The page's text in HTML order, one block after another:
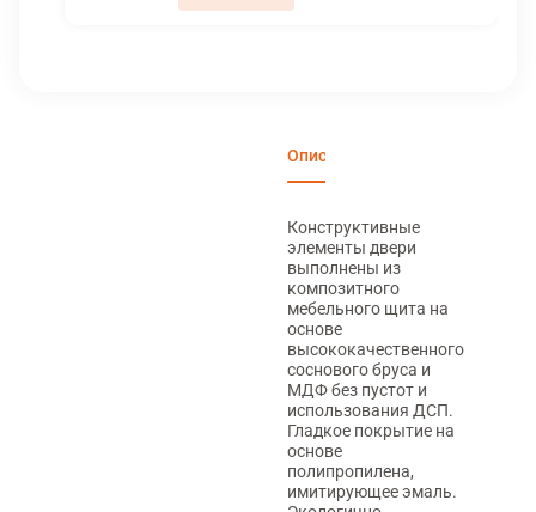
Описание
Конструктивные
элементы двери
выполнены из
композитного
мебельного щита на
основе
высококачественного
соснового бруса и
МДФ без пустот и
использования ДСП.
Гладкое покрытие на
основе
полипропилена,
имитирующее эмаль.